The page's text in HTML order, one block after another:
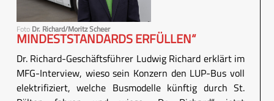
Foto Dr. Richard/Moritz Scheer
MINDESTSTANDARDS ERFÜLLEN“
Dr. Richard-Geschäftsführer Ludwig Richard erklärt im
MFG-Interview, wieso sein Konzern den LUP-Bus voll
elektrifiziert, welche Busmodelle künftig durch St.